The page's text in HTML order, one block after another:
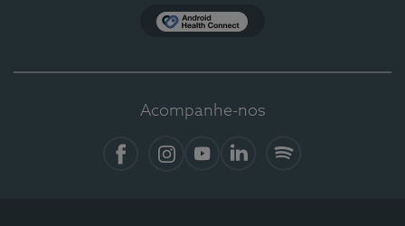
Acompanhe-nos